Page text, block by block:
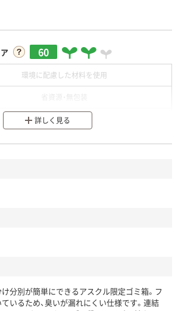
60
環境に配慮した材料を使用
分別・リサイクルしやすい設計
イントです。下記商品詳細「
詳しく見る
分別が簡単にできるアスクル限定ゴミ箱。フ
いるため、臭いが漏れにくい仕様です。連結